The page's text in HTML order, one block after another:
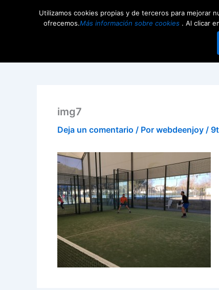
Competiciones
img7
Deja un comentario / Por webdeenjoy /
Utilizamos cookies propias y de terceros para mejorar
ofrecemos.Más información sobre cookies. Al clicar